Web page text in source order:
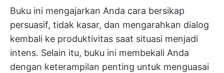
Buku ini mengajarkan Anda cara bersikap
persuasif, tidak kasar, dan mengarahkan dialog
kembali ke produktivitas saat situasi menjadi
intens. Selain itu, buku ini membekali Anda
dengan keterampilan penting untuk menguasai